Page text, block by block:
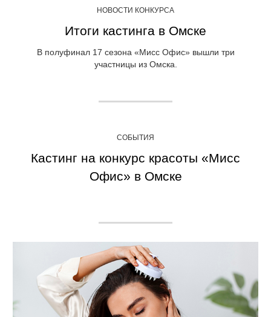
НОВОСТИ КОНКУРСА
Итоги кастинга в Омске
В полуфинал 17 сезона «Мисс Офис» вышли три
участницы из Омска.
СОБЫТИЯ
Кастинг на конкурс красоты «Мисс
Офис» в Омске